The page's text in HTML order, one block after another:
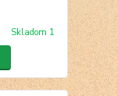
Skladom 1